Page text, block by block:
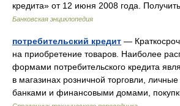
кредита» от 12 июня 2008 года.
Банковская энциклопедия
потребительский кредит —
на приобретение товаров. Наиболее
формами потребительского кредита
в магазинах розничной торговли,
банками и финансовыми домами,